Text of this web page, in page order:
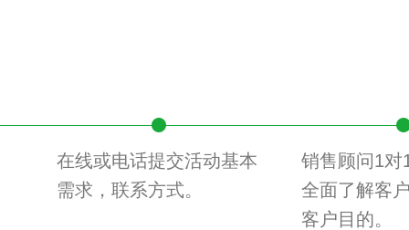
在线或电话提交活动基本
需求，联系方式。
销售顾问1对
全面了解客
客户目的。